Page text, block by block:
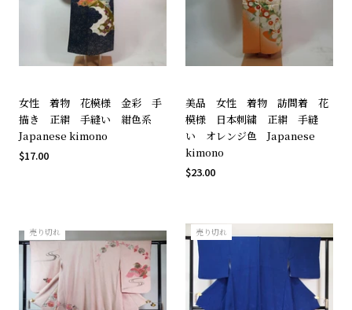
女性 着物 花模様 金彩 手
描き 正絹 手縫い 紺色系
Japanese kimono
$17.00
美品 女性 着物 訪問着 花
模様 日本刺繍 正絹 手縫
い オレンジ色 Japanese
kimono
$23.00
売り切れ 売り切れ